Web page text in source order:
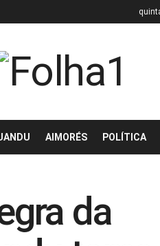
AIMORÉS POLÍTICA
da